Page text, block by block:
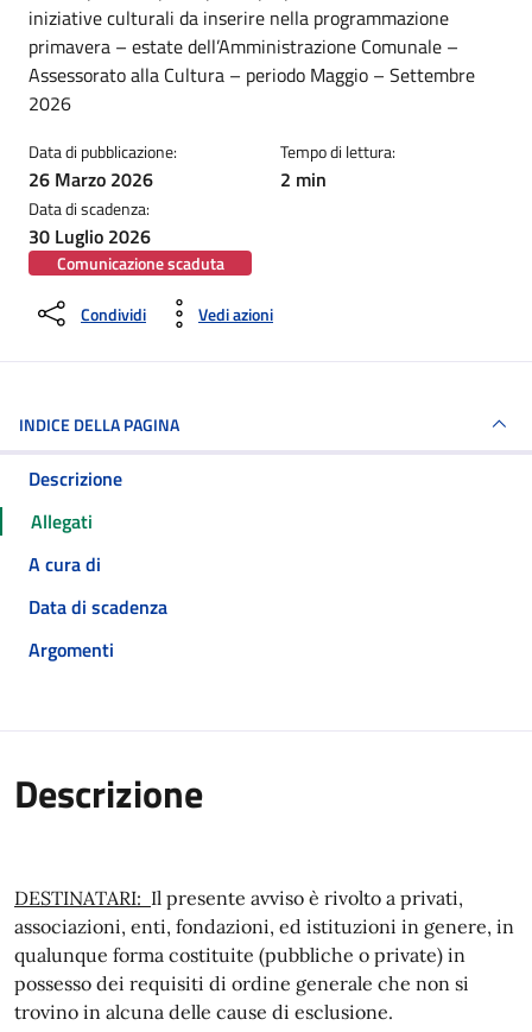
iniziative culturali da inserire nella programmazione
primavera – estate dell’Amministrazione Comunale –
Assessorato alla Cultura – periodo Maggio – Settembre
2026
Data di pubblicazione:
26 Marzo 2026
Data di scadenza:
30 Luglio 2026
Comunicazione scaduta
Tempo di lettura:
2 min
Condividi Vedi azioni
INDICE DELLA PAGINA
Descrizione
Allegati
A cura di
Data di scadenza
Argomenti
Descrizione
DESTINATARI: Il presente avviso è rivolto a privati,
associazioni, enti, fondazioni, ed istituzioni in genere, in
qualunque forma costituite (pubbliche o private) in
possesso dei requisiti di ordine generale che non si
trovino in alcuna delle cause di esclusione.